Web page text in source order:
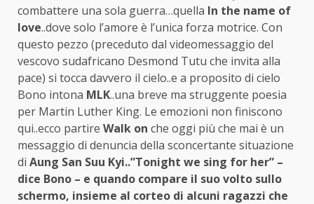
combattere una sola guerra…quella In the name of
love..dove solo l’amore è l’unica forza motrice. Con
questo pezzo (preceduto dal videomessaggio del
vescovo sudafricano Desmond Tutu che invita alla
pace) si tocca davvero il cielo..e a proposito di cielo
Bono intona MLK..una breve ma struggente poesia
per Martin Luther King. Le emozioni non finiscono
qui..ecco partire Walk on che oggi più che mai è un
messaggio di denuncia della sconcertante situazione
di Aung San Suu Kyi..”Tonight we sing for her” –
dice Bono – e quando compare il suo volto sullo
schermo, insieme al corteo di alcuni ragazzi che